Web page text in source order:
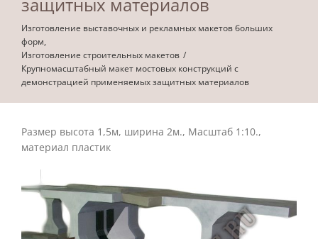
защитных материалов
Изготовление выставочных и рекламных макетов больших
форм
Изготовление строительных макетов
Крупномасштабный макет мостовых конструкций с
демонстрацией применяемых защитных материалов
Размер высота 1,5м, ширина 2м., Масштаб 1:10.,
материал пластик